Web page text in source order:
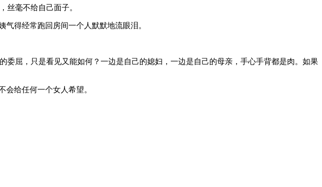
丝毫不给自己面子。
得经常跑回房间一个人默默地流眼泪。
屈，只是看见又能如何？一边是自己的媳妇，一边是自己的母亲，手心手背都是肉。如果
会给任何一个女人希望。